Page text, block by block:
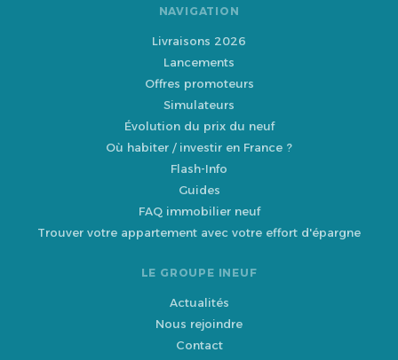
NAVIGATION
Livraisons 2026
Lancements
Offres promoteurs
Simulateurs
Évolution du prix du neuf
Où habiter / investir en France ?
Flash-Info
Guides
FAQ immobilier neuf
Trouver votre appartement avec votre effort d'épargne
LE GROUPE INEUF
Actualités
Nous rejoindre
Contact